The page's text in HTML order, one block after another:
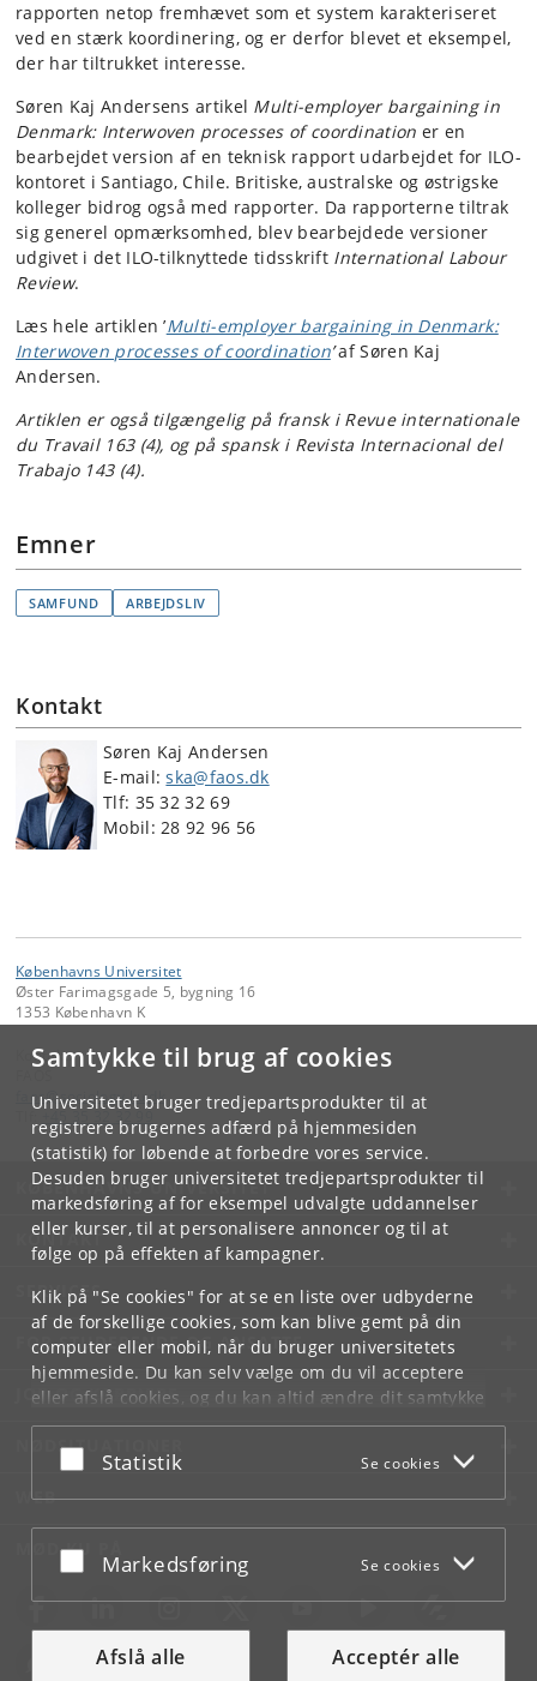
Samtykke til brug af cookies
Universitetet bruger tredjepartsprodukter til at
registrere brugernes adfærd på hjemmesiden
(statistik) for løbende at forbedre vores service.
Desuden bruger universitetet tredjepartsprodukter til
markedsføring af for eksempel udvalgte uddannelser
eller kurser, til at personalisere annoncer og til at
følge op på effekten af kampagner.
Klik på "Se cookies" for at se en liste over udbyderne
af de forskellige cookies, som kan blive gemt på din
computer eller mobil, når du bruger universitetets
hjemmeside. Du kan selv vælge om du vil acceptere
eller afslå cookies, og du kan altid ændre dit samtykke
underCookie- og privatlivspolitiksom du finder i
bunden af hver side.
Acceptér eller afslå
Statistik Se cookies
Acceptér eller afslå
Markedsføring Se cookies
Afslå alle Acceptér alle
rapporten netop fremhævet som et system karakteriseret
ved en stærk koordinering, og er derfor blevet et eksempel,
der har tiltrukket interesse.
Søren Kaj Andersens artikel Multi-employer bargaining in
Denmark: Interwoven processes of coordination er en
bearbejdet version af en teknisk rapport udarbejdet for ILO-
kontoret i Santiago, Chile. Britiske, australske og østrigske
kolleger bidrog også med rapporter. Da rapporterne tiltrak
sig generel opmærksomhed, blev bearbejdede versioner
udgivet i det ILO-tilknyttede tidsskrift International Labour
Review.
Læs hele artiklen ’Multi-employer bargaining in Denmark:
Interwoven processes of coordination’af Søren Kaj
Andersen.
Artiklen er også tilgængelig på fransk i Revue internationale
du Travail 163 (4), og på spansk i Revista Internacional del
Trabajo 143 (4).
Emner
SAMFUND ARBEJDSLIV
Kontakt
Søren Kaj Andersen
E-mail:ska@faos.dk
Tlf: 35 32 32 69
Mobil: 28 92 96 56
Københavns Universitet
Øster Farimagsgade 5, bygning 16
1353 København K
Kontakt:
faos@sociology.ku.dk
KØBENHAVNS UNIVERSITET
KONTAKT
SERVICES
FOR STUDERENDE OG ANSATTE
JOB OG KARRIERE
NØDSITUATIONER
WEB
MØD KU PÅ